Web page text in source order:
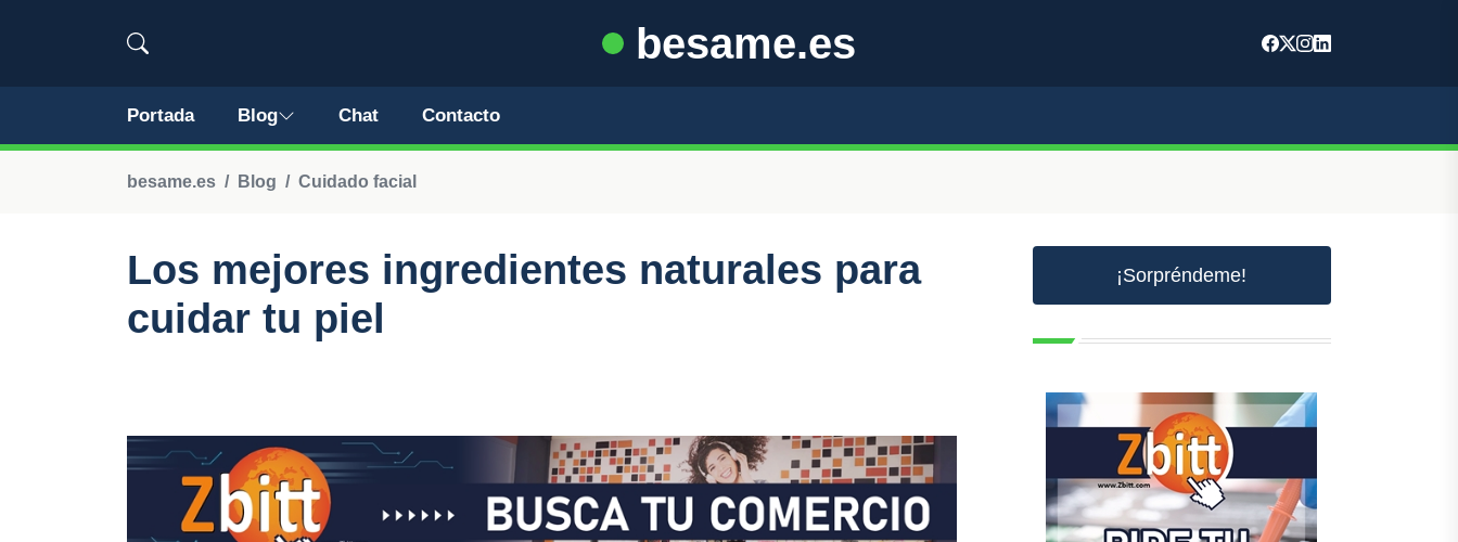
besame.es
Portada Blog Chat Contacto
besame.es Blog Cuidado facial
Los mejores ingredientes naturales para
cuidar tu piel
¡Sorpréndeme!